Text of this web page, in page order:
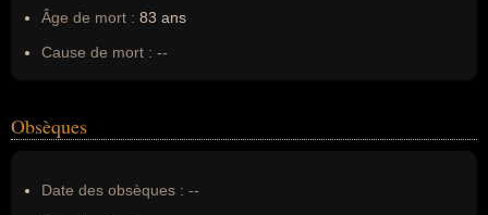
Âge de mort : 83 ans
Cause de mort : --
Obsèques
Date des obsèques : --